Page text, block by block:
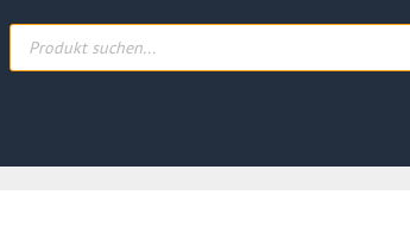
Products
search